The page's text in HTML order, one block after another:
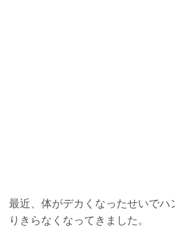
最近、体がデカくなったせいでハ
りきらなくなってきました。